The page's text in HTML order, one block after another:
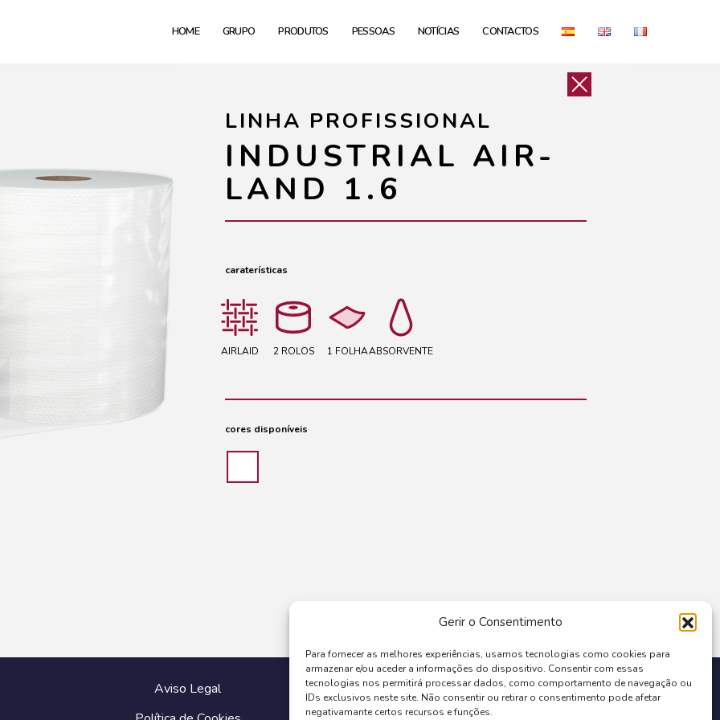
Gerir o Consentimento
Para fornecer as melhores experiências, usamos tecnologias como cookies para
armazenar e/ou aceder a informações do dispositivo. Consentir com essas
tecnologias nos permitirá processar dados, como comportamento de navegação ou
IDs exclusivos neste site. Não consentir ou retirar o consentimento pode afetar
negativamante certos recursos e funções.
HOME GRUPO PRODUTOS PESSOAS NOTÍCIAS CONTACTOS
LINHA PROFISSIONAL
INDUSTRIAL AIR-
LAND 1.6
caraterísticas
AIRLAID 2 ROLOS 1 FOLHAABSORVENTE
cores disponíveis
Aviso Legal